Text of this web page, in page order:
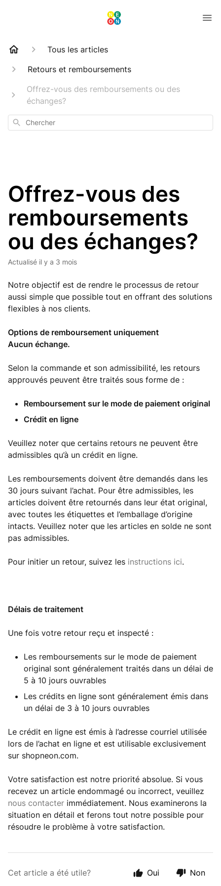
Tous les articles
Retours et remboursements
Offrez-vous des remboursements ou des
échanges?
Chercher
Offrez-vous des
remboursements
ou des échanges?
Actualisé il y a 3 mois
Notre objectif est de rendre le processus de retour
aussi simple que possible tout en offrant des solutions
flexibles à nos clients.
Options de remboursement uniquement
Aucun échange.
Selon la commande et son admissibilité, les retours
approuvés peuvent être traités sous forme de :
Remboursement sur le mode de paiement original
Crédit en ligne
Veuillez noter que certains retours ne peuvent être
admissibles qu’à un crédit en ligne.
Les remboursements doivent être demandés dans les
30 jours suivant l’achat. Pour être admissibles, les
articles doivent être retournés dans leur état original,
avec toutes les étiquettes et l’emballage d’origine
intacts. Veuillez noter que les articles en solde ne sont
pas admissibles.
Pour initier un retour, suivez les instructions ici.
Délais de traitement
Une fois votre retour reçu et inspecté :
Les remboursements sur le mode de paiement
original sont généralement traités dans un délai de
5 à 10 jours ouvrables
Les crédits en ligne sont généralement émis dans
un délai de 3 à 10 jours ouvrables
Le crédit en ligne est émis à l’adresse courriel utilisée
lors de l’achat en ligne et est utilisable exclusivement
sur shopneon.com.
Votre satisfaction est notre priorité absolue. Si vous
recevez un article endommagé ou incorrect, veuillez
nous contacter immédiatement. Nous examinerons la
situation en détail et ferons tout notre possible pour
résoudre le problème à votre satisfaction.
Cet article a été utile? Oui Non